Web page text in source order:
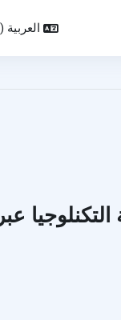
العربية ‎(ar)‎
عبر